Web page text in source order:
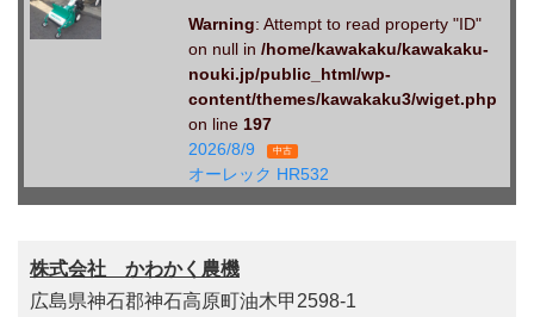
Warning: Attempt to read property "ID"
on null in /home/kawakaku/kawakaku-
nouki.jp/public_html/wp-
content/themes/kawakaku3/wiget.php
on line 197
2026/8/9
中古
オーレック HR532
株式会社 かわかく農機
広島県神石郡神石高原町油木甲2598-1